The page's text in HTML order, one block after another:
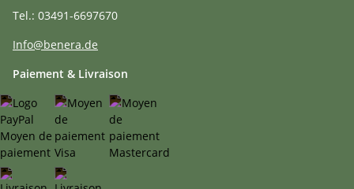
Tel.: 03491-6697670
Info@benera.de
Paiement & Livraison